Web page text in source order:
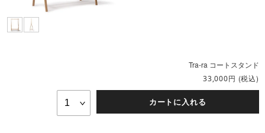
Tra-ra コートスタンド
33,000円 (税込)
カートに入れる